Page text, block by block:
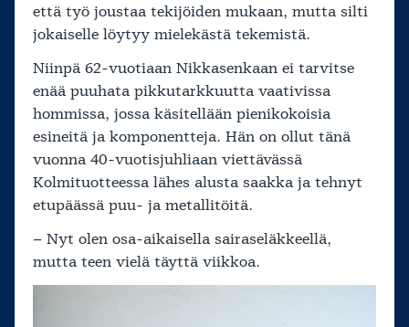
että työ joustaa tekijöiden mukaan, mutta silti
jokaiselle löytyy mielekästä tekemistä.
Niinpä 62-vuotiaan Nikkasenkaan ei tarvitse
enää puuhata pikkutarkkuutta vaativissa
hommissa, jossa käsitellään pienikokoisia
esineitä ja komponentteja. Hän on ollut tänä
vuonna 40-vuotisjuhliaan viettävässä
Kolmituotteessa lähes alusta saakka ja tehnyt
etupäässä puu- ja metallitöitä.
– Nyt olen osa-aikaisella sairaseläkkeellä,
mutta teen vielä täyttä viikkoa.